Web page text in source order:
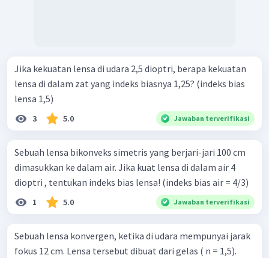
Jika kekuatan lensa di udara 2,5 dioptri, berapa kekuatan
lensa di dalam zat yang indeks biasnya 1,25? (indeks bias
lensa 1,5)
3 5.0 Jawaban terverifikasi
Sebuah lensa bikonveks simetris yang berjari-jari 100 cm
dimasukkan ke dalam air. Jika kuat lensa di dalam air 4
dioptri , tentukan indeks bias lensa! (indeks bias air = 4/3)
1 5.0 Jawaban terverifikasi
Sebuah lensa konvergen, ketika di udara mempunyai jarak
fokus 12 cm. Lensa tersebut dibuat dari gelas ( n = 1,5).